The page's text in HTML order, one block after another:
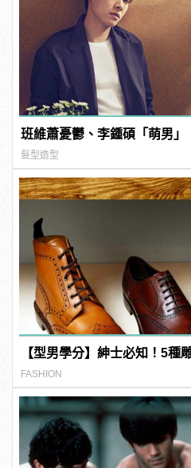
班維蕭憂鬱、李鍾碩「萌男」
髮型造型
【型男學分】紳士必知！5種
FASHION